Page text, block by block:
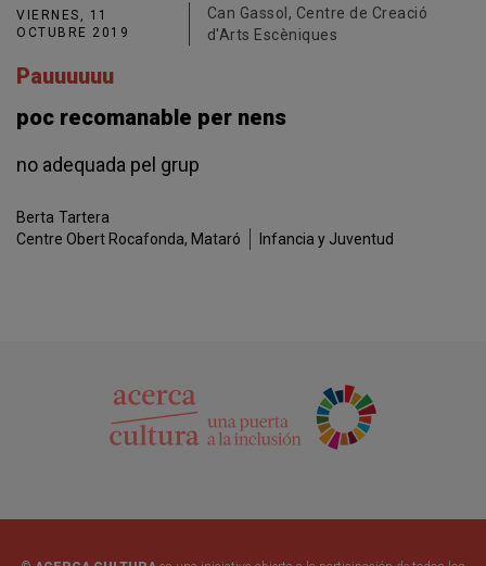
VIERNES, 11
OCTUBRE 2019
Can Gassol, Centre de Creació
d'Arts Escèniques
Pauuuuuu
poc recomanable per nens
no adequada pel grup
Berta Tartera
Centre Obert Rocafonda, Mataró
Infancia y Juventud